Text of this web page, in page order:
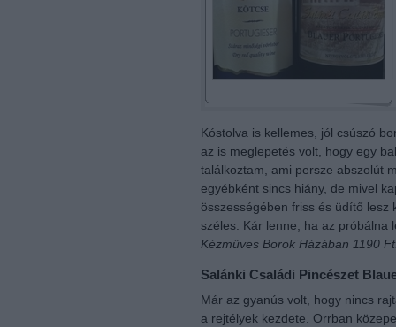
Kóstolva is kellemes, jól csúszó
az is meglepetés volt, hogy egy
találkoztam, ami persze abszolút
egyébként sincs hiány, de mivel
összességében friss és üdítő lesz
széles. Kár lenne, ha az próbálna
Kézműves Borok Házában 1190 Ft.
Salánki Családi Pincészet
Már az gyanús volt, hogy nincs
a rejtélyek kezdete. Orrban